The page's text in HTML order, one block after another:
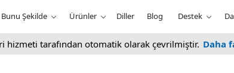
Bunu Şekilde Ürünler Diller Blog Destek
hizmeti tarafından otomatik olarak çevrilmiştir. Daha